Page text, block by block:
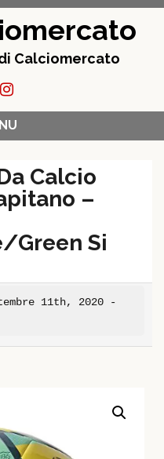
Calciomercato
Calcio
–
Green Si
11th, 2020 -